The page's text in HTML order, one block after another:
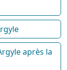
après la